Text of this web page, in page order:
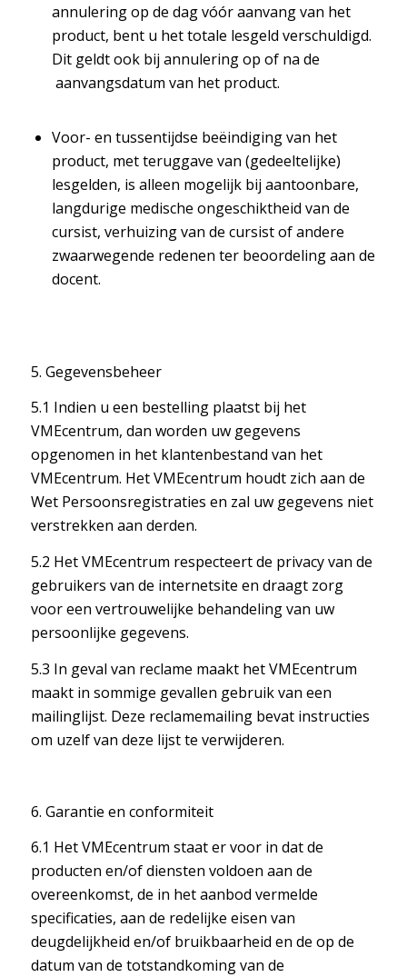
annulering op de dag vóór aanvang van het
product, bent u het totale lesgeld verschuldigd.
Dit geldt ook bij annulering op of na de
aanvangsdatum van het product.
Voor- en tussentijdse beëindiging van het
product, met teruggave van (gedeeltelijke)
lesgelden, is alleen mogelijk bij aantoonbare,
langdurige medische ongeschiktheid van de
cursist, verhuizing van de cursist of andere
zwaarwegende redenen ter beoordeling aan de
docent.
5. Gegevensbeheer
5.1 Indien u een bestelling plaatst bij het
VMEcentrum, dan worden uw gegevens
opgenomen in het klantenbestand van het
VMEcentrum. Het VMEcentrum houdt zich aan de
Wet Persoonsregistraties en zal uw gegevens niet
verstrekken aan derden.
5.2 Het VMEcentrum respecteert de privacy van de
gebruikers van de internetsite en draagt zorg
voor een vertrouwelijke behandeling van uw
persoonlijke gegevens.
5.3 In geval van reclame maakt het VMEcentrum
maakt in sommige gevallen gebruik van een
mailinglijst. Deze reclamemailing bevat instructies
om uzelf van deze lijst te verwijderen.
6. Garantie en conformiteit
6.1 Het VMEcentrum staat er voor in dat de
producten en/of diensten voldoen aan de
overeenkomst, de in het aanbod vermelde
specificaties, aan de redelijke eisen van
deugdelijkheid en/of bruikbaarheid en de op de
datum van de totstandkoming van de